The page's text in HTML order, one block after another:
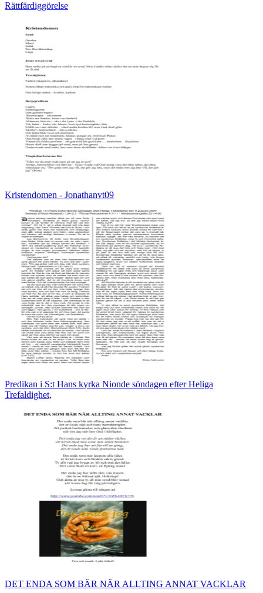
Rättfärdiggörelse
Kristendomen - Jonathanvt09
Predikan i S:t Hans kyrka Nionde söndagen efter Heliga
Trefaldighet,
DET ENDA SOM BÄR NÄR ALLTING ANNAT VACKLAR